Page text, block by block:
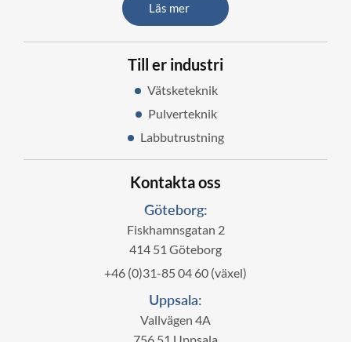
Läs mer
Till er industri
Vätsketeknik
Pulverteknik
Labbutrustning
Kontakta oss
Göteborg:
Fiskhamnsgatan 2
414 51 Göteborg
+46 (0)31-85 04 60 (växel)
Uppsala:
Vallvägen 4A